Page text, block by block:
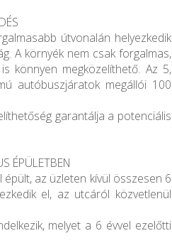
útvonalán helyezkedik
A környék nem csak forgalmas,
könnyen megközelíthető. Az 5,
autóbuszjáratok megállói 100
garantálja a potenciális
ÉPÜLETBEN
az üzleten kívül összesen 6
el, az utcáról közvetlenül
melyet a 6 évvel ezelőtti